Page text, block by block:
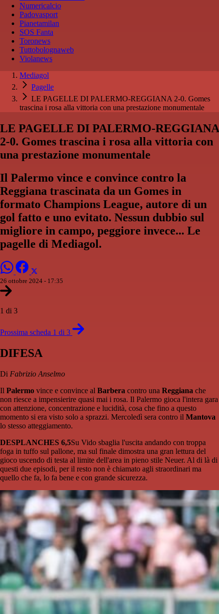
Numericalcio
Padovasport
Pianetamilan
SOS Fanta
Toronews
Tuttobolognaweb
Violanews
Mediagol
Pagelle
LE PAGELLE DI PALERMO-REGGIANA 2-0. Gomes
trascina i rosa alla vittoria con una prestazione monumentale
LE PAGELLE DI PALERMO-REGGIANA
2-0. Gomes trascina i rosa alla vittoria con
una prestazione monumentale
Il Palermo vince e convince contro la
Reggiana trascinata da un Gomes in
formato Champions League, autore di un
gol fatto e uno evitato. Nessun dubbio sul
migliore in campo, peggiore invece... Le
pagelle di Mediagol.
26 ottobre 2024 - 17:35
1 di 3
Prossima scheda 1 di 3
DIFESA
Di Fabrizio Anselmo
Il Palermo vince e convince al Barbera contro una Reggiana che
non riesce a impensierire quasi mai i rosa. Il Palermo gioca l'intera gara
con attenzione, concentrazione e lucidità, cosa che fino a questo
momento si era visto solo a sprazzi. Mercoledì sera contro il Mantova
lo stesso atteggiamento.
DESPLANCHES 6,5Su Vido sbaglia l'uscita andando con troppa
foga in tuffo sul pallone, ma sul finale dimostra una gran lettura del
gioco uscendo di testa al limite dell'area in pieno stile Neuer. Al di là di
questi due episodi, per il resto non è chiamato agli straordinari ma
quello che fa, lo fa bene e con grande sicurezza.